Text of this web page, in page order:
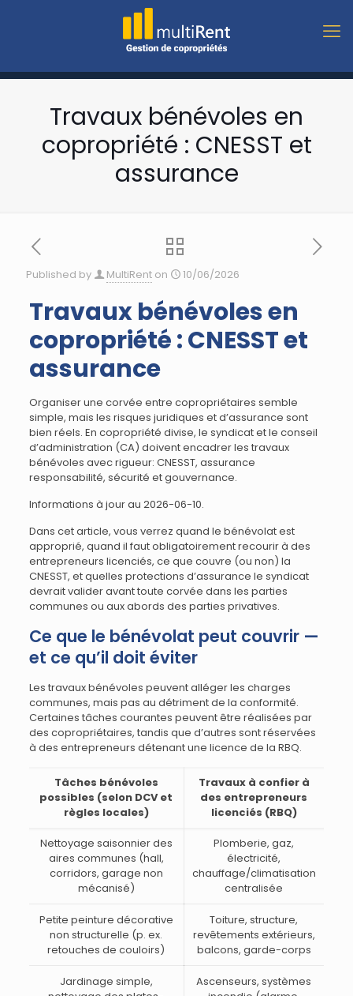
Travaux bénévoles en
copropriété : CNESST et
assurance
Published by MultiRent on 10/06/2026
Travaux bénévoles en
copropriété : CNESST et
assurance
Organiser une corvée entre copropriétaires semble
simple, mais les risques juridiques et d’assurance sont
bien réels. En copropriété divise, le syndicat et le conseil
d’administration (CA) doivent encadrer les travaux
bénévoles avec rigueur: CNESST, assurance
responsabilité, sécurité et gouvernance.
Informations à jour au 2026-06-10.
Dans cet article, vous verrez quand le bénévolat est
approprié, quand il faut obligatoirement recourir à des
entrepreneurs licenciés, ce que couvre (ou non) la
CNESST, et quelles protections d’assurance le syndicat
devrait valider avant toute corvée dans les parties
communes ou aux abords des parties privatives.
Ce que le bénévolat peut couvrir —
et ce qu’il doit éviter
Les travaux bénévoles peuvent alléger les charges
communes, mais pas au détriment de la conformité.
Certaines tâches courantes peuvent être réalisées par
des copropriétaires, tandis que d’autres sont réservées
à des entrepreneurs détenant une licence de la RBQ.
Tâches bénévoles
possibles (selon DCV et
règles locales)
Travaux à confier à
des entrepreneurs
licenciés (RBQ)
Nettoyage saisonnier des
aires communes (hall,
corridors, garage non
mécanisé)
Plomberie, gaz,
électricité,
chauffage/climatisation
centralisée
Petite peinture décorative
non structurelle (p. ex.
retouches de couloirs)
Toiture, structure,
revêtements extérieurs,
balcons, garde-corps
Jardinage simple,
Ascenseurs, systèmes